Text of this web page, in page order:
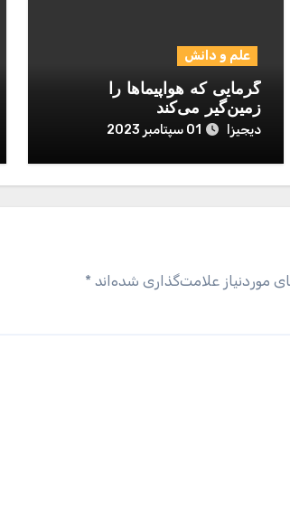
علم و دانش
گرمایی که هواپیماها را
زمین‌گیر می‌کند
دیجیزا 01 سپتامبر 2023
موردنیاز علامت‌گذاری شده‌اند *